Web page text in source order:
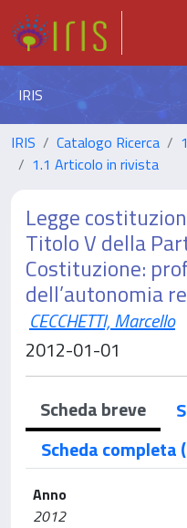
IRIS
IRIS Catalogo Ricerca
1.1 Articolo in rivista
Legge
Titolo V della
Costituzione:
dell’autonomia
CECCHETTI, Marcello
2012-01-01
Scheda breve
Scheda completa
Anno
2012